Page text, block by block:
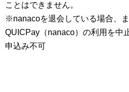
ことはできません。
※nanacoを退会している場合、
QUICPay（nanaco）の利用を中
申込み不可